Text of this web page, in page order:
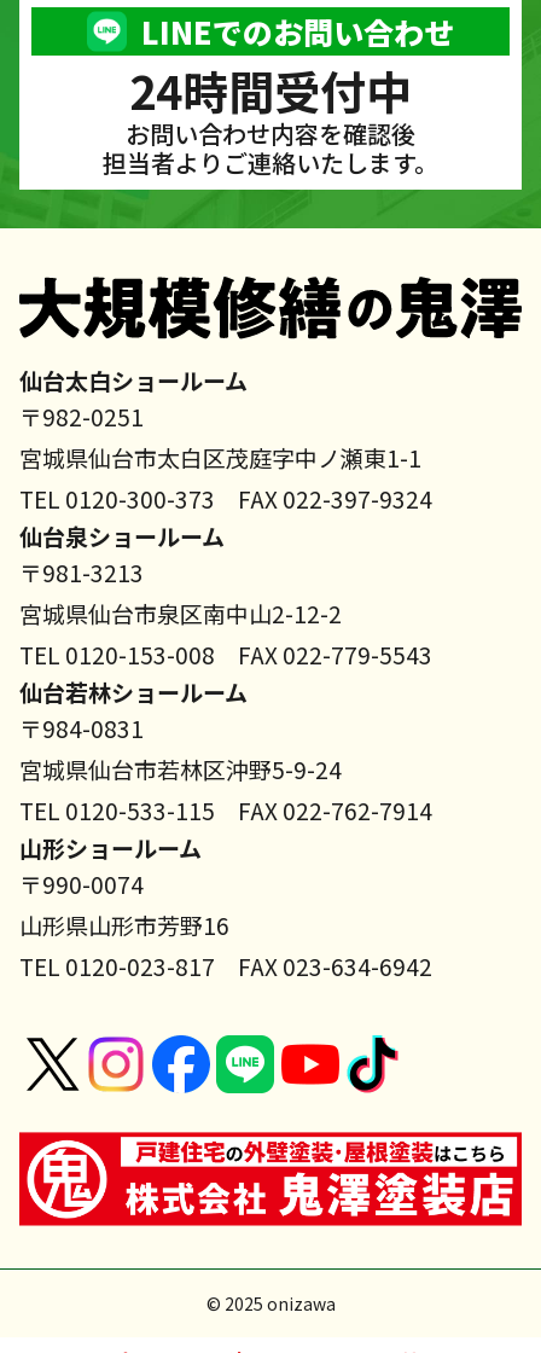
LINEでのお問い合わせ
24時間受付中
お問い合わせ内容を確認後
担当者よりご連絡いたします。
仙台太白ショールーム
〒982-0251
宮城県仙台市太白区茂庭字中ノ瀬東1-1
TEL 0120-300-373 FAX 022-397-9324
仙台泉ショールーム
〒981-3213
宮城県仙台市泉区南中山2-12-2
TEL 0120-153-008 FAX 022-779-5543
仙台若林ショールーム
〒984-0831
宮城県仙台市若林区沖野5-9-24
TEL 0120-533-115 FAX 022-762-7914
山形ショールーム
〒990-0074
山形県山形市芳野16
TEL 0120-023-817 FAX 023-634-6942
© 2025 onizawa